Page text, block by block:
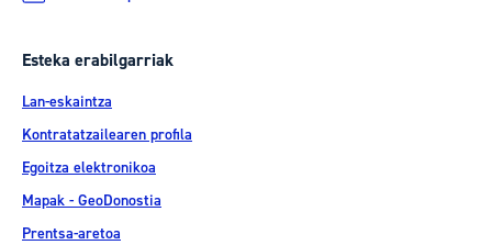
Esteka erabilgarriak
Lan-eskaintza
Kontratatzailearen profila
Egoitza elektronikoa
Mapak - GeoDonostia
Prentsa-aretoa